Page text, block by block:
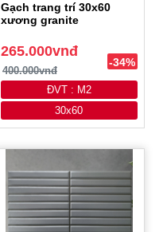
Gạch trang trí 30x60
xương granite
265.000vnđ
400.000vnđ
-34%
ĐVT : M2
30x60